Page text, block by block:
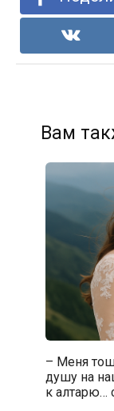
Вам
– Меня
душу на
к алтарю…